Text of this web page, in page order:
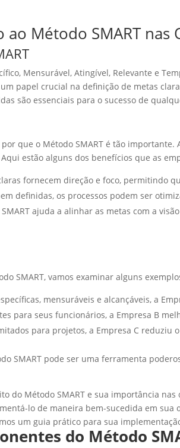
Método SMART nas
Mensurável, Atingível, Relevante e
papel crucial na definição de metas
são essenciais para o sucesso de
que o Método SMART é tão
estão alguns dos benefícios que as
fornecem direção e foco, permitindo
definidas, os processos podem ser
ajuda a alinhar as metas com a
SMART, vamos examinar alguns
mensuráveis e alcançáveis, a
para seus funcionários, a Empresa B
para projetos, a Empresa C reduziu
SMART pode ser uma ferramenta
do Método SMART e sua importância
lo de maneira bem-sucedida em
um guia prático para sua
do Método